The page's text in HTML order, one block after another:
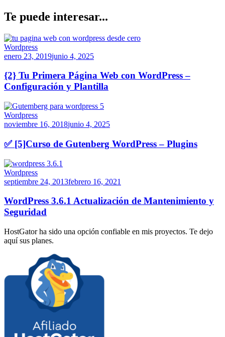
Te puede interesar...
Wordpress
enero 23, 2019junio 4, 2025
{2} Tu Primera Página Web con WordPress –
Configuración y Plantilla
Wordpress
noviembre 16, 2018junio 4, 2025
✅ [5]Curso de Gutenberg WordPress – Plugins
Wordpress
septiembre 24, 2013febrero 16, 2021
WordPress 3.6.1 Actualización de Mantenimiento y
Seguridad
HostGator ha sido una opción confiable en mis proyectos. Te dejo
aquí sus planes.